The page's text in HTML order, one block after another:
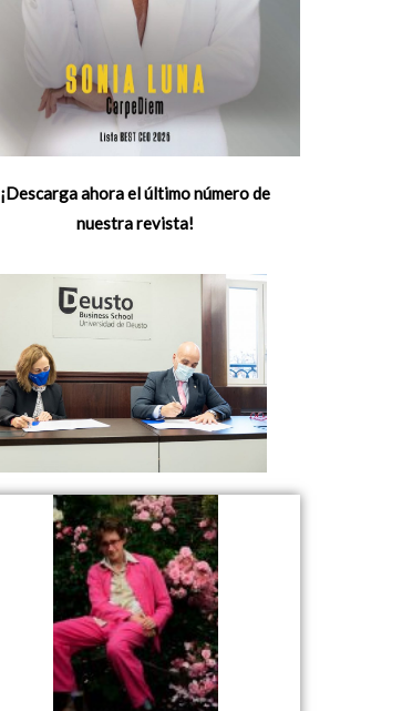
¡Descarga ahora el último número de
nuestra revista!